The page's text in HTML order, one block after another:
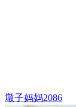
墩子妈妈2086